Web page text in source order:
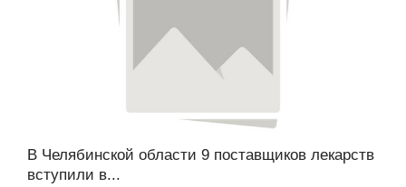
В Челябинской области 9 поставщиков лекарств
вступили в...